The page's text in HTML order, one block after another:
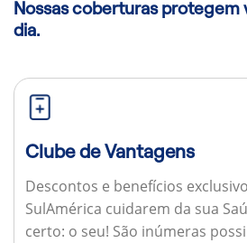
Nossas coberturas protegem
dia.
Clube de Vantagens
Descontos e benefícios
SulAmérica cuidarem da sua
certo: o seu! São inúmeras